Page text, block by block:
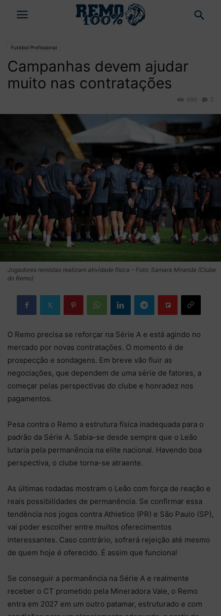
Futebol Profissional
Campanhas devem ajudar
muito nas contratações
2
686
Jogadores remistas realizam atividade física – Foto: Samara Miranda (Clube
do Remo)
O Remo precisa se reforçar na Série A e está agindo no
mercado por novas contratações. O momento é de
prospecção e sondagens. Em breve vão fluir as
negociações, que dependem de uma série de fatores, a
começar pelas perspectivas do clube e honradez nos
pagamentos.
Pesa contra o Remo a estrutura física inadequada para o
padrão da Série A. Sabia-se desde sempre que o Leão
lutaria pela permanência na elite nacional. Havendo boa
perspectiva, o clube torna-se atraente.
As últimas rodadas mostram o Leão com força de reação e
reais possibilidades de permanência. Se confirmar essa
tendência nos jogos contra Athletico (PR) e São Paulo (SP),
vai poder escolher entre muitos oferecimentos
interessantes. Caso contrário, sofrerá rejeição até mesmo
de quem hoje é oferecido. É assim que funciona!
Se conseguir a permanência na Série A e realmente
receber o CT prometido pela Mineradora Vale, o Remo
entra em 2027 em um outro patamar, estruturado e com